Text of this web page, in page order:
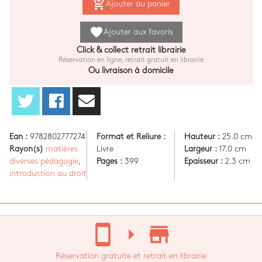
add_shopping_cart Ajouter au panier
favoriteAjouter aux favoris
Click & collect retrait librairie
Réservation en ligne, retrait gratuit en librairie
Ou livraison à domicile
Ean : 9782802777274
Rayon(s) matières
diverses pédagogie
introduction au droit
Format et Reliure :
Livre
Pages : 399
Hauteur :25.0 cm
Largeur :17.0 cm
Epaisseur :2.3 cm
stay_current_portrait arrow_right store_mall_directory
Réservation gratuite et retrait en librairie